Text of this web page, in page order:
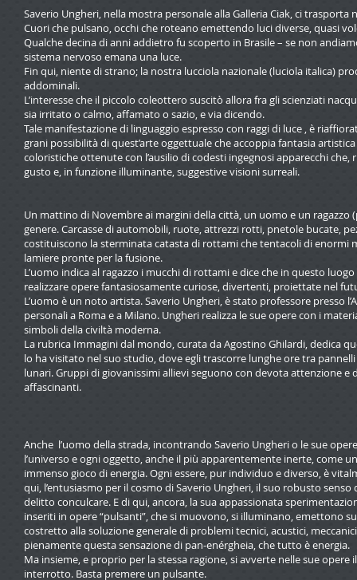
Saverio Ungheri, nella mostra personale alla Galleria Ciak, ci
Cuori che pulsano, occhi che roteano emettendo luci diverse, quasi
Qualche decina di anni addietro fu scoperto in Brasile – se non
sistema nervoso emana una luce.
Fin qui, niente di strano; la nostra lucciola nazionale (luciola italica)
addominali.
L’interesse che il piccolo coleottero suscitò allora fra gli scienziati
sia irritato o calmo, affamato o sazio, e via dicendo.
Tale manifestazione di linguaggio espresso con raggi di luce , è
grani possibilità di quest’arte oggettuale che accoppia fantasia
coloristiche ottenute con l’ausilio di codesti ingegnosi apparecchi
gusto e, in funzione illuminante, suggestive visioni surreali.
Un mattino di Novembre ai margini della città, un uomo e un
genere. Carcasse di automobili, ruote, attrezzi rotti, pnetole bucate,
costituiscono la sterminata catasta di rottami che tentacoli di
lamiere pronte per la fusione.
L’uomo indica al ragazzo i mucchi di rottami e dice che in questo
realizzare opere fantasiosamente curiose, divertenti, proiettate nel
L’uomo è un noto artista. Saverio Ungheri, è stato professore presso
personali a Roma e a Milano. Ungheri realizza le sue opere con i
simboli della civiltà moderna.
La rubrica Immagini dal mondo, curata da Agostino Ghilardi, dedica
lo ha visitato nel suo studio, dove egli trascorre lunghe ore tra
lunari. Gruppi di giovanissimi allievi seguono con devota attenzione e
affascinanti.
Anche l’uomo della strada, incontrando Saverio Ungheri o le sue
l’universo e ogni oggetto, anche il più apparentemente inerte, come
immenso gioco di energia. Ogni essere, pur individuo e diverso, è
qui, l’entusiasmo per il cosmo di Saverio Ungheri, il suo robusto
delitto conculcare. E di qui, ancora, la sua appassionata
inseriti in opere “pulsanti”, che si muovono, si illuminano, emettono
costretto alla soluzione generale di problemi tecnici, acustici,
pienamente questa sensazione di pan-enérgheia, che tutto è energia.
Ma insieme, e proprio per la stessa ragione, si avverte nelle sue
interrotto. Basta premere un pulsante.